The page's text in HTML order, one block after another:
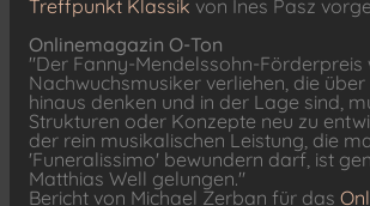
Treffpunkt Klassik von Ines Pasz
Onlinemagazin O-Ton
"Der Fanny-Mendelssohn-Förderpreis
Nachwuchsmusiker verliehen, die
hinaus denken und in der Lage sind,
Strukturen oder Konzepte neu zu
der rein musikalischen Leistung, die
'Funeralissimo' bewundern darf, ist
Matthias Well gelungen."
Bericht von Michael Zerban für das